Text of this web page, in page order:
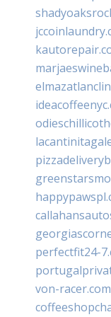
perfectfit24-
von-racer.com